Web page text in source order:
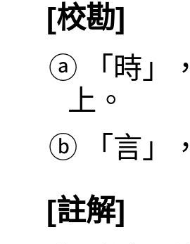
[校勘]
ⓐ
「時
上。
ⓑ
「言
[註解]